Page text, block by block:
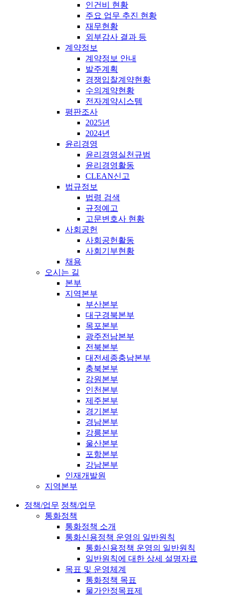
인건비 현황
주요 업무 추진 현황
재무현황
외부감사 결과 등
계약정보
계약정보 안내
발주계획
경쟁입찰계약현황
수의계약현황
전자계약시스템
평판조사
2025년
2024년
윤리경영
윤리경영실천규범
윤리경영활동
CLEAN신고
법규정보
법령 검색
규정예고
고문변호사 현황
사회공헌
사회공헌활동
사회기부현황
채용
오시는 길
본부
지역본부
부산본부
대구경북본부
목포본부
광주전남본부
전북본부
대전세종충남본부
충북본부
강원본부
인천본부
제주본부
경기본부
경남본부
강릉본부
울산본부
포항본부
강남본부
인재개발원
지역본부
정책/업무 정책/업무
통화정책
통화정책 소개
통화신용정책 운영의 일반원칙
통화신용정책 운영의 일반원칙
일반원칙에 대한 상세 설명자료
목표 및 운영체계
통화정책 목표
물가안정목표제